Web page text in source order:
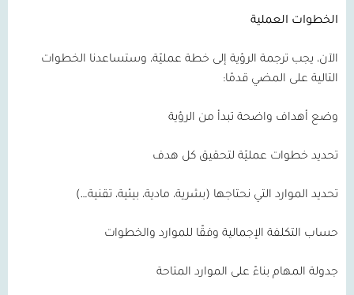
الخطوات العملية
الآن، يجب ترجمة الرؤية إلى خطة عمليّة، وستساعدنا الخطوات
التالية على المضي قدمًا:
وضع أهداف واضحة تبدأ من الرؤية
تحديد خطوات عمليّة لتحقيق كل هدف
تحديد الموارد التي نحتاجها (بشرية، مادية، بيئية، تقنية…)
حساب التكلفة الإجمالية وفقًا للموارد والخطوات
جدولة المهام بناءً على الموارد المتاحة